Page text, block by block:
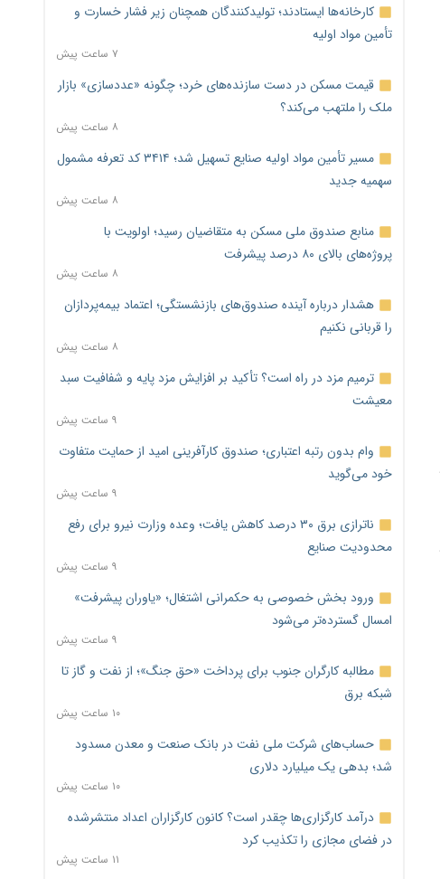
کارخانه‌ها ایستادند؛ تولیدکنندگان همچنان زیر فشار خسارت و
تأمین مواد اولیه
۷ ساعت پیش
قیمت مسکن در دست سازنده‌های خرد؛ چگونه «عددسازی» بازار
ملک را ملتهب می‌کند؟
۸ ساعت پیش
مسیر تأمین مواد اولیه صنایع تسهیل شد؛ ۳۴۱۴ کد تعرفه مشمول
سهمیه جدید
۸ ساعت پیش
منابع صندوق ملی مسکن به متقاضیان رسید؛ اولویت با
پروژه‌های بالای ۸۰ درصد پیشرفت
۸ ساعت پیش
هشدار درباره آینده صندوق‌های بازنشستگی؛ اعتماد بیمه‌پردازان
را قربانی نکنیم
۸ ساعت پیش
ترمیم مزد در راه است؟ تأکید بر افزایش مزد پایه و شفافیت سبد
معیشت
۹ ساعت پیش
وام بدون رتبه اعتباری؛ صندوق کارآفرینی امید از حمایت متفاوت
خود می‌گوید
۹ ساعت پیش
ناترازی برق ۳۰ درصد کاهش یافت؛ وعده وزارت نیرو برای رفع
محدودیت صنایع
۹ ساعت پیش
ورود بخش خصوصی به حکمرانی اشتغال؛ «یاوران پیشرفت»
امسال گسترده‌تر می‌شود
۹ ساعت پیش
مطالبه کارگران جنوب برای پرداخت «حق جنگ»؛ از نفت و گاز تا
شبکه برق
۱۰ ساعت پیش
حساب‌های شرکت ملی نفت در بانک صنعت و معدن مسدود
شد؛ بدهی یک میلیارد دلاری
۱۰ ساعت پیش
درآمد کارگزاری‌ها چقدر است؟ کانون کارگزاران اعداد منتشرشده
در فضای مجازی را تکذیب کرد
۱۱ ساعت پیش